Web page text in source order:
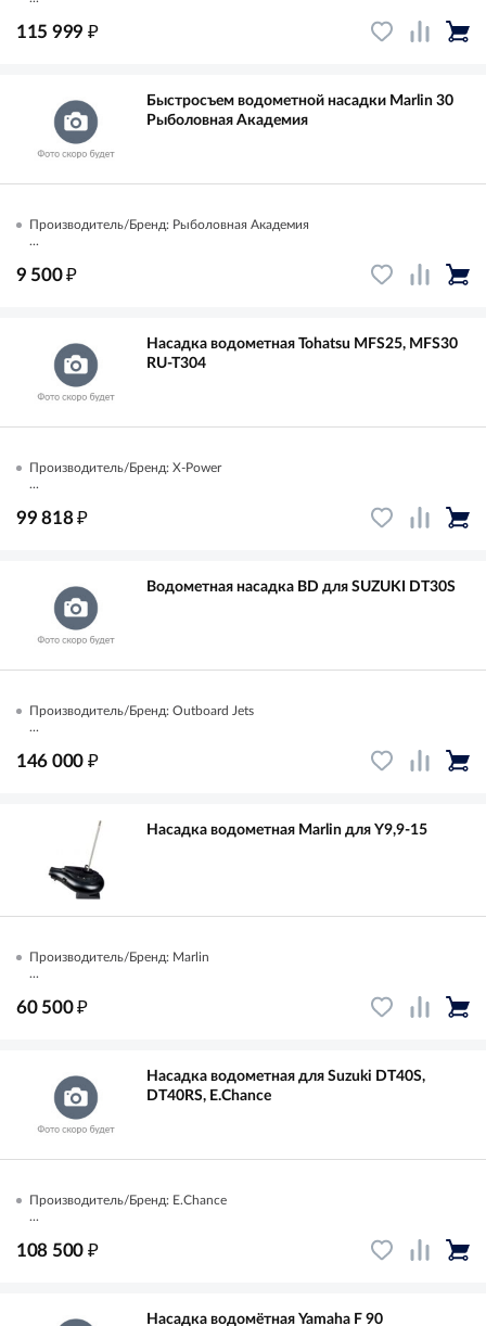
115 999 ₽
Быстросъем водометной насадки Marlin 30
Рыболовная Академия
Производитель/Бренд: Рыболовная Академия
...
9 500₽
Насадка водометная Tohatsu MFS25, MFS30
RU-T304
Производитель/Бренд: X-Power
...
99 818₽
Водометная насадка BD для SUZUKI DT30S
Производитель/Бренд: Outboard Jets
...
146 000 ₽
Насадка водометная Marlin для Y9,9-15
Производитель/Бренд: Marlin
...
60 500₽
Насадка водометная для Suzuki DT40S,
DT40RS, E.Chance
Производитель/Бренд: E.Chance
...
108 500 ₽
Насадка водомётная Yamaha F 90